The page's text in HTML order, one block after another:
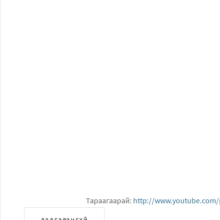
Тараагаарай: http://www.youtube.com/